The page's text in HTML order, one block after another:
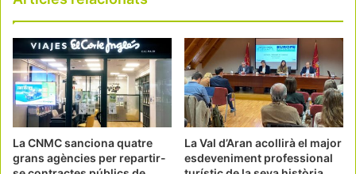
La CNMC sanciona quatre
grans agències per repartir-
La Val d’Aran acollirà el major
esdeveniment professional